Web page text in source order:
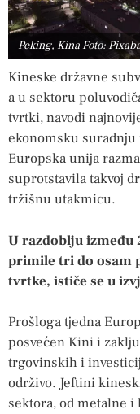
Peking, Kina Foto:
Kineske državne
a u sektoru
tvrtki, navodi
ekonomsku
Europska unija
suprotstavila takvoj
tržišnu utakmicu.
U razdoblju između
primile tri do osam
tvrtke, ističe se u
Prošloga tjedna
posvećen Kini i
trgovinskih i
održivo. Jeftini
sektora, od metalne